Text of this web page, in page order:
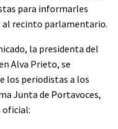
para informarles
al recinto parlamentario.
la presidenta del
Alva Prieto, se
los periodistas a los
Junta de Portavoces,
oficial: